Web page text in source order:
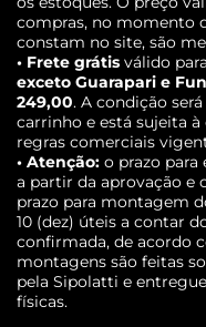
compras, no momento
constam no site, são
• Frete grátis válido
exceto Guarapari e
249,00. A condição
carrinho e está sujeita
regras comerciais
• Atenção: o prazo para
a partir da aprovação e
prazo para montagem
10 (dez) úteis a contar
confirmada, de acordo
montagens são feitas
pela Sipolatti e
físicas.